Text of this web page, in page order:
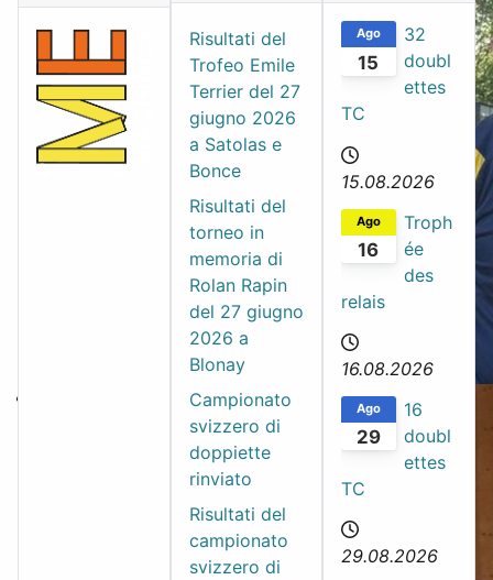
Risultati del
Trofeo Emile
Terrier del 27
giugno 2026
a Satolas e
Bonce
Risultati del
torneo in
memoria di
Rolan Rapin
del 27 giugno
2026 a
Blonay
Campionato
svizzero di
doppiette
rinviato
Risultati del
campionato
svizzero di
15
Ago
32
doubl
ettes
TC
15.08.2026
16
Ago
Troph
ée
des
relais
16.08.2026
29
Ago
16
doubl
ettes
TC
29.08.2026